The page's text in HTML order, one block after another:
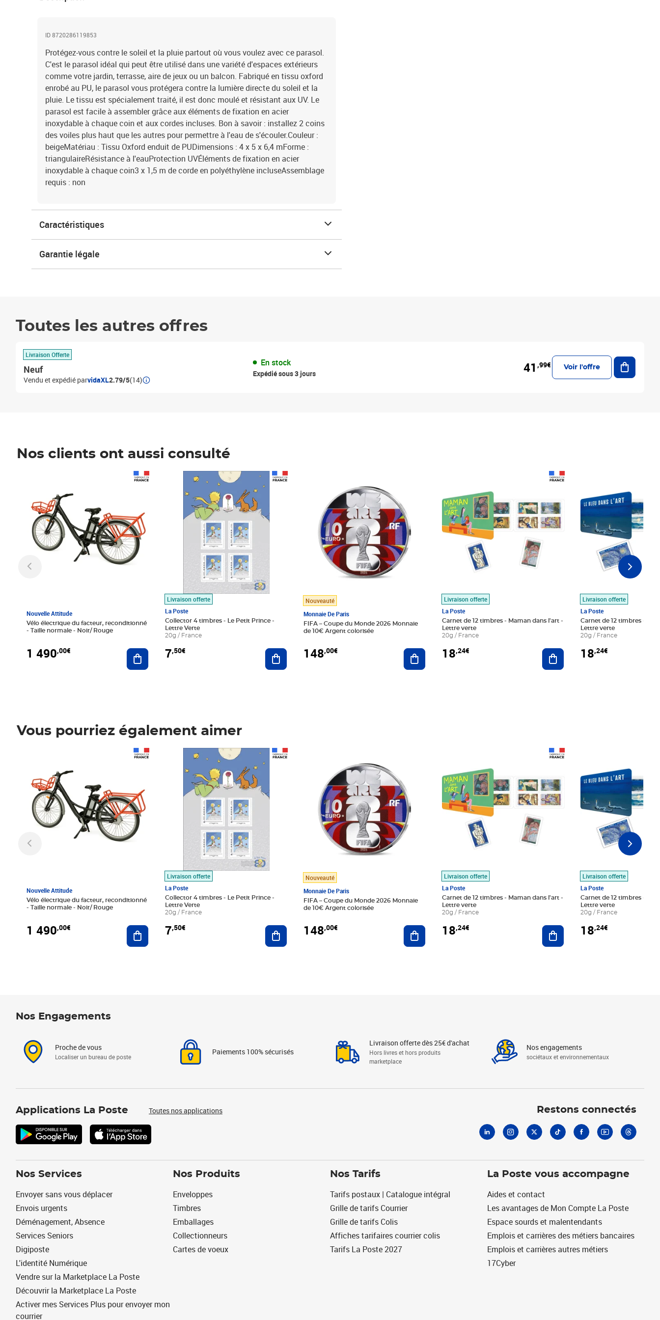
ID 8720286119853
Protégez-vous contre le soleil et la pluie partout où vous voulez avec ce parasol.
C'est le parasol idéal qui peut être utilisé dans une variété d'espaces extérieurs
comme votre jardin, terrasse, aire de jeux ou un balcon. Fabriqué en tissu oxford
enrobé au PU, le parasol vous protégera contre la lumière directe du soleil et la
pluie. Le tissu est spécialement traité, il est donc moulé et résistant aux UV. Le
parasol est facile à assembler grâce aux éléments de fixation en acier
inoxydable à chaque coin et aux cordes incluses. Bon à savoir : installez 2 coins
des voiles plus haut que les autres pour permettre à l'eau de s'écouler.Couleur :
beigeMatériau : Tissu Oxford enduit de PUDimensions : 4 x 5 x 6,4 mForme :
triangulaireRésistance à l'eauProtection UVÉléments de fixation en acier
inoxydable à chaque coin3 x 1,5 m de corde en polyéthylène incluseAssemblage
requis : non
Caractéristiques
Garantie légale
Toutes les autres offres
Livraison Offerte
Neuf
Vendu et expédié parvidaXL2.79/5(14)
En stock
Expédié sous 3 jours 41 ,99€ Voir l'offre
Ajouter
Nos clients ont aussi consulté
Nouvelle Attitude
Vélo électrique du facteur, reconditionné
- Taille normale - Noir/ Rouge
1 490,00€ Ajouter au panier
Livraison offerte
La Poste
Collector 4 timbres - Le Petit Prince -
Lettre Verte
20g / France
7,50€
Prix 7,50€
Ajouter au panier
Nouveauté
Monnaie De Paris
FIFA – Coupe du Monde 2026 Monnaie
de 10€ Argent colorisée
148,00€ Ajouter au panier
Livraison offerte
La Poste
Carnet de 12 timbres - Maman dans l'art -
Lettre verte
20g / France
18,24€ Ajouter au panier
Livraison offerte
La Poste
Carnet de 12 timbres - Le
Lettre verte
20g / France
18,24€
Vous pourriez également aimer
Nouvelle Attitude
Vélo électrique du facteur, reconditionné
- Taille normale - Noir/ Rouge
1 490,00€ Ajouter au panier
Livraison offerte
La Poste
Collector 4 timbres - Le Petit Prince -
Lettre Verte
20g / France
7,50€
Prix 7,50€
Ajouter au panier
Nouveauté
Monnaie De Paris
FIFA – Coupe du Monde 2026 Monnaie
de 10€ Argent colorisée
148,00€ Ajouter au panier
Livraison offerte
La Poste
Carnet de 12 timbres - Maman dans l'art -
Lettre verte
20g / France
18,24€ Ajouter au panier
Livraison offerte
La Poste
Carnet de 12 timbres - Le
Lettre verte
20g / France
18,24€
Nos Engagements
Proche de vous
Localiser un bureau de poste
Paiements 100% sécurisés
Livraison offerte dès 25€ d'achat
Hors livres et hors produits
marketplace
Nos engagements
sociétaux et environnementaux
Applications La Poste Toutes nos applications Restons connectés
Nos Services
Envoyer sans vous déplacer
Envois urgents
Déménagement, Absence
Services Seniors
Digiposte
L'identité Numérique
Vendre sur la Marketplace La Poste
Découvrir la Marketplace La Poste
Activer mes Services Plus pour envoyer mon
courrier
Nos Produits
Enveloppes
Timbres
Emballages
Collectionneurs
Cartes de voeux
Nos Tarifs
Tarifs postaux | Catalogue intégral
Grille de tarifs Courrier
Grille de tarifs Colis
Affiches tarifaires courrier colis
Tarifs La Poste 2027
La Poste vous accompagne
Aides et contact
Les avantages de Mon Compte La Poste
Espace sourds et malentendants
Emplois et carrières des métiers bancaires
Emplois et carrières autres métiers
17Cyber